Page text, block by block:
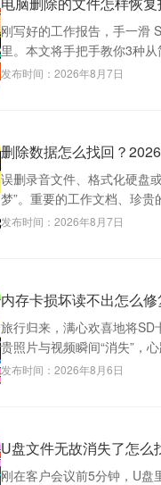
刚写好的工作报告，手一滑
里。本文将手把手教你3种从
发布时间：2026年8月7日
删除数据怎么找回？
误删录音文件、格式化硬盘
梦”。重要的工作文档、珍贵
发布时间：2026年8月7日
内存卡损坏读不出怎么
旅行归来，满心欢喜地将SD
贵照片与视频瞬间“消失”，
发布时间：2026年8月6日
U盘文件无故消失了怎么
刚在客户会议前5分钟，U